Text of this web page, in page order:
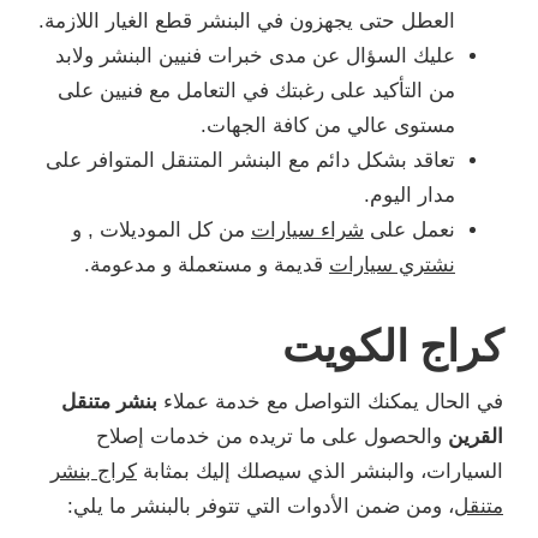
العطل حتى يجهزون في البنشر قطع الغيار اللازمة.
عليك السؤال عن مدى خبرات فنيين البنشر ولابد
من التأكيد على رغبتك في التعامل مع فنيين على
مستوى عالي من كافة الجهات.
تعاقد بشكل دائم مع البنشر المتنقل المتوافر على
مدار اليوم.
نعمل على شراء سيارات من كل الموديلات , و
نشتري سيارات قديمة و مستعملة و مدعومة.
كراج الكويت
في الحال يمكنك التواصل مع خدمة عملاء بنشر متنقل
القرين والحصول على ما تريده من خدمات إصلاح
السيارات، والبنشر الذي سيصلك إليك بمثابة كراج بنشر
متنقل، ومن ضمن الأدوات التي تتوفر بالبنشر ما يلي: